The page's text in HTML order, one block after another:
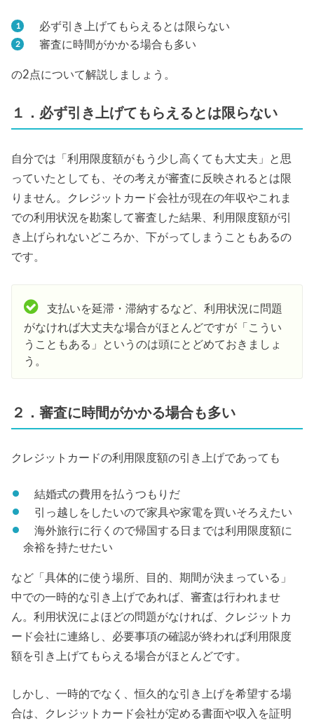
必ず引き上げてもらえるとは限らない
審査に時間がかかる場合も多い
の2点について解説しましょう。
１．必ず引き上げてもらえるとは限らない
自分では「利用限度額がもう少し高くても大丈夫」と思
っていたとしても、その考えが審査に反映されるとは限
りません。クレジットカード会社が現在の年収やこれま
での利用状況を勘案して審査した結果、利用限度額が引
き上げられないどころか、下がってしまうこともあるの
です。
支払いを延滞・滞納するなど、利用状況に問題
がなければ大丈夫な場合がほとんどですが「こうい
うこともある」というのは頭にとどめておきましょ
う。
２．審査に時間がかかる場合も多い
クレジットカードの利用限度額の引き上げであっても
結婚式の費用を払うつもりだ
引っ越しをしたいので家具や家電を買いそろえたい
海外旅行に行くので帰国する日までは利用限度額に
余裕を持たせたい
など「具体的に使う場所、目的、期間が決まっている」
中での一時的な引き上げであれば、審査は行われませ
ん。利用状況によほどの問題がなければ、クレジットカ
ード会社に連絡し、必要事項の確認が終われば利用限度
額を引き上げてもらえる場合がほとんどです。
しかし、一時的でなく、恒久的な引き上げを希望する場
合は、クレジットカード会社が定める書面や収入を証明